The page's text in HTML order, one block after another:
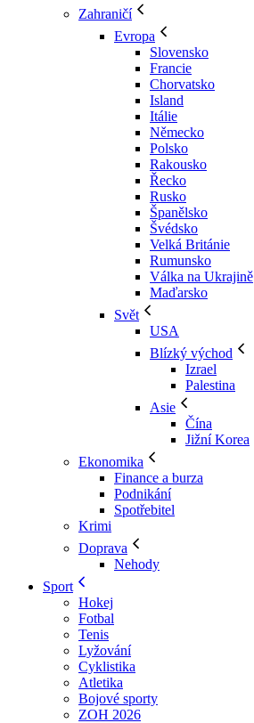
Zahraničí
Evropa
Slovensko
Francie
Chorvatsko
Island
Itálie
Německo
Polsko
Rakousko
Řecko
Rusko
Španělsko
Švédsko
Velká Británie
Rumunsko
Válka na Ukrajině
Maďarsko
Svět
USA
Blízký východ
Izrael
Palestina
Asie
Čína
Jižní Korea
Ekonomika
Finance a burza
Podnikání
Spotřebitel
Krimi
Doprava
Nehody
Sport
Hokej
Fotbal
Tenis
Lyžování
Cyklistika
Atletika
Bojové sporty
ZOH 2026